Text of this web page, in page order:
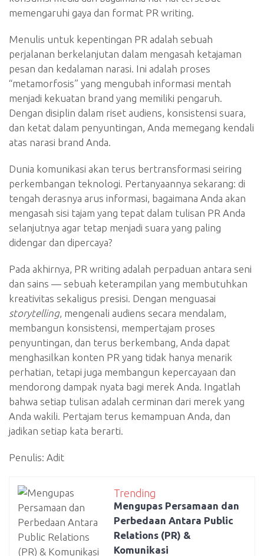
memengaruhi gaya dan format PR writing.
Menulis untuk kepentingan PR adalah sebuah
perjalanan berkelanjutan dalam mengasah ketajaman
pesan dan kedalaman narasi. Ini adalah proses
“metamorfosis” yang mengubah informasi mentah
menjadi kekuatan brand yang memiliki pengaruh.
Dengan disiplin dalam riset audiens, konsistensi suara,
dan ketat dalam penyuntingan, Anda memegang kendali
atas narasi brand Anda.
Dunia komunikasi akan terus bertransformasi seiring
perkembangan teknologi. Pertanyaannya sekarang: di
tengah derasnya arus informasi, bagaimana Anda akan
mengasah sisi tajam yang tepat dalam tulisan PR Anda
selanjutnya agar tetap menjadi suara yang paling
didengar dan dipercaya?
Pada akhirnya, PR writing adalah perpaduan antara seni
dan sains — sebuah keterampilan yang membutuhkan
kreativitas sekaligus presisi. Dengan menguasai
storytelling, mengenali audiens secara mendalam,
membangun konsistensi, mempertajam proses
penyuntingan, dan terus berkembang, Anda dapat
menghasilkan konten PR yang tidak hanya menarik
perhatian, tetapi juga membangun kepercayaan dan
mendorong dampak nyata bagi merek Anda. Ingatlah
bahwa setiap tulisan adalah cerminan dari merek yang
Anda wakili. Pertajam terus kemampuan Anda, dan
jadikan setiap kata berarti.
Penulis: Adit
Trending
Mengupas Persamaan dan
Perbedaan Antara Public
Relations (PR) &
Komunikasi